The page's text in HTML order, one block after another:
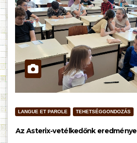
LANGUE ET PAROLE TEHETSÉGGONDOZÁS
Az Asterix-vetélkedőnk eredménye